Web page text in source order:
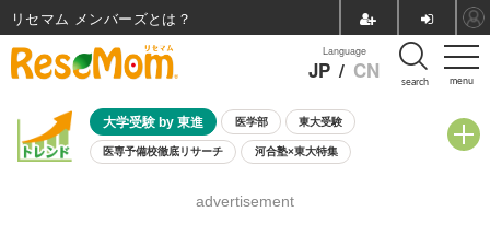
menu
Language
JP / CN search
大学受験 by 東進 医学部 東大受験
医専予備校徹底リサーチ 河合塾×東大特集
8月開催学校説明会・相談会
advertisement
リセマム メンバーズ